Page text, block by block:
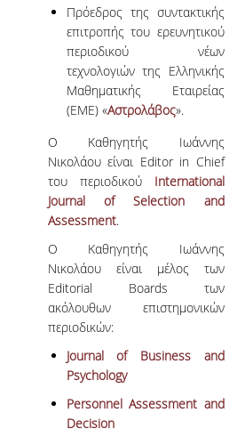
Πρόεδρος της συντακτικής
επιτροπής του ερευνητικού
περιοδικού νέων
τεχνολογιών της Ελληνικής
Μαθηματικής Εταιρείας
(EME) «Αστρολάβος».
Ο Καθηγητής Ιωάννης
Νικολάου είναι Editor in Chief
του περιοδικού International
Journal of Selection and
Assessment.
Ο Καθηγητής Ιωάννης
Νικολάου είναι μέλος των
Editorial Boards των
ακόλουθων επιστημονικών
περιοδικών:
Journal of Business and
Psychology
Personnel Assessment and
Decision